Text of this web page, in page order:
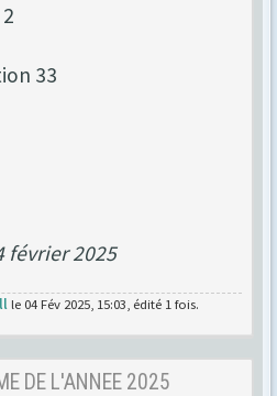
33
février 2025
le 04 Fév 2025, 15:03, édité 1 fois.
DE L'ANNEE 2025